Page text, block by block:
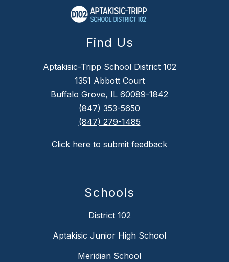
Find Us
Aptakisic-Tripp School District 102
1351 Abbott Court
Buffalo Grove, IL 60089-1842
(847) 353-5650
(847) 279-1485
Click here to submit feedback
Schools
District 102
Aptakisic Junior High School
Meridian School